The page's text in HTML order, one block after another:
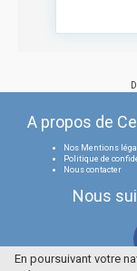
A propos de
Nos Mentions
Politique de
Nous contacter
Nous
En poursuivant votre